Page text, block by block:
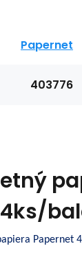
Papernet
403776
Papernet